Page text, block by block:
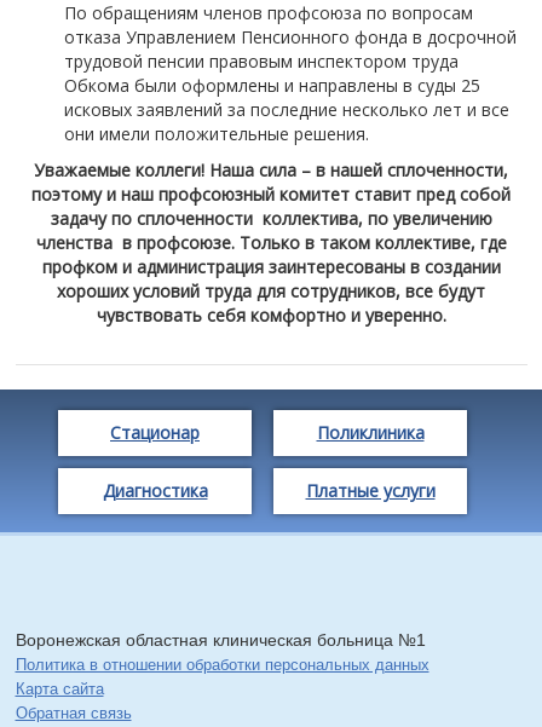
По обращениям членов профсоюза по вопросам
отказа Управлением Пенсионного фонда в досрочной
трудовой пенсии правовым инспектором труда
Обкома были оформлены и направлены в суды 25
исковых заявлений за последние несколько лет и все
они имели положительные решения.
Уважаемые коллеги! Наша сила – в нашей сплоченности,
поэтому и наш профсоюзный комитет ставит пред собой
задачу по сплоченности коллектива, по увеличению
членства в профсоюзе. Только в таком коллективе, где
профком и администрация заинтересованы в создании
хороших условий труда для сотрудников, все будут
чувствовать себя комфортно и уверенно.
Стационар Поликлиника
Диагностика Платные услуги
Воронежская областная клиническая больница №1
Политика в отношении обработки персональных данных
Карта сайта
Обратная связь